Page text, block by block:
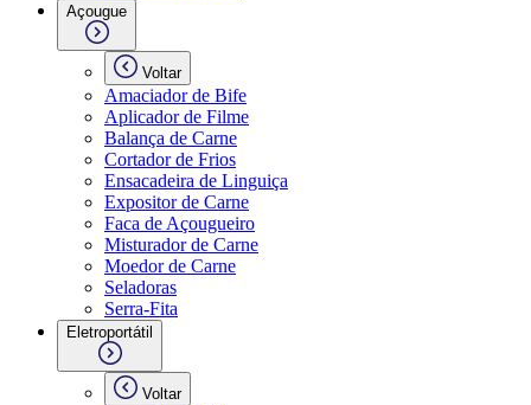
Açougue
Voltar
Amaciador de Bife
Aplicador de Filme
Balança de Carne
Cortador de Frios
Ensacadeira de Linguiça
Expositor de Carne
Faca de Açougueiro
Misturador de Carne
Moedor de Carne
Seladoras
Serra-Fita
Eletroportátil
Voltar